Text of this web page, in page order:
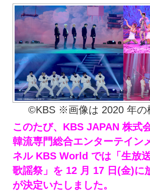
©KBS ※画像は 2020 年の
このたび、KBS JAPAN 株式
韓流専門総合エンターテイン
ネル KBS World では「生放
歌謡祭」を 12 月 17 日(金)に
が決定いたしました。